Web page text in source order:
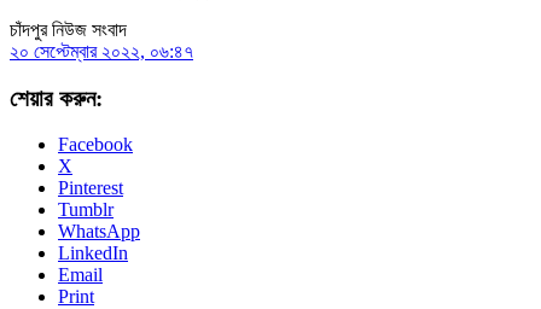
চাঁদপুর নিউজ সংবাদ
২০ সেপ্টেম্বার ২০২২, ০৬:৪৭
শেয়ার করুন:
Facebook
X
Pinterest
Tumblr
WhatsApp
LinkedIn
Email
Print